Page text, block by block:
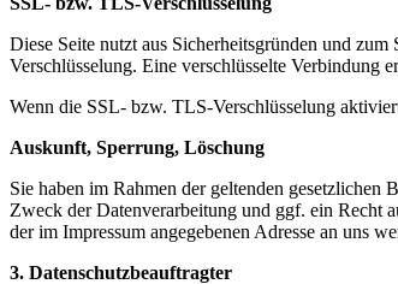
Diese Seite nutzt aus Sicherheitsgründen und
Verschlüsselung. Eine verschlüsselte Verbindung
Wenn die SSL- bzw. TLS-Verschlüsselung
Auskunft, Sperrung, Löschung
Sie haben im Rahmen der geltenden gesetzlichen
Zweck der Datenverarbeitung und ggf. ein Recht
der im Impressum angegebenen Adresse an uns
3. Datenschutzbeauftragter